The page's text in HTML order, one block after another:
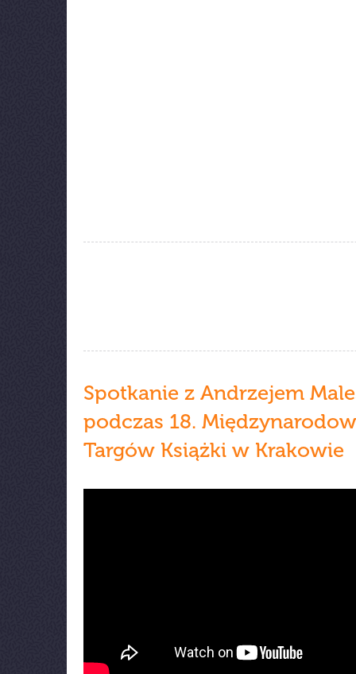
Spotkanie z Andrzejem
podczas 18.
Targów Książki w Krakowie